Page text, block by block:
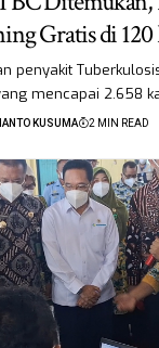
Gratis di 120
penyakit
mencapai 2.658
KUSUMA 2 MIN READ